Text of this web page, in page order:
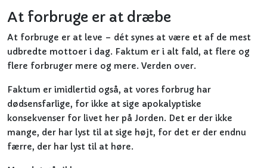
At forbruge er at dræbe
At forbruge er at leve – dét synes at være et af de mest
udbredte mottoer i dag. Faktum er i alt fald, at flere og
flere forbruger mere og mere. Verden over.
Faktum er imidlertid også, at vores forbrug har
dødsensfarlige, for ikke at sige apokalyptiske
konsekvenser for livet her på Jorden. Det er der ikke
mange, der har lyst til at sige højt, for det er der endnu
færre, der har lyst til at høre.